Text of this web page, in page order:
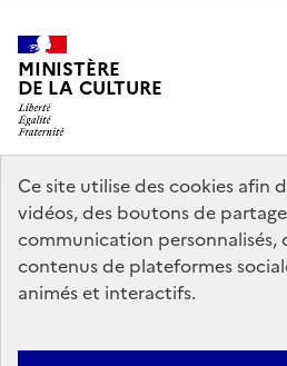
Ce site utilise des cookies afin
vidéos, des boutons de
communication personnalisés,
contenus de plateformes
animés et interactifs.
MINISTÈRE
DE LA CULTURE
legifrance.gouv.fr
info.gouv.fr
service-public.gouv.fr
Politique d’utilisation des témoins de